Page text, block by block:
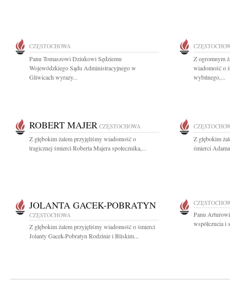
CZĘSTOCHOWA
Panu Tomaszowi Dziukowi Sędziemu
Wojewódzkiego Sądu Administracyjnego w
Gliwicach wyrazy...
Z ogromnym
wiadomość o
wybitnego,...
ROBERT MAJER CZĘSTOCHOWA
Z głębokim żalem przyjęliśmy wiadomość o
tragicznej śmierci Roberta Majera społecznika,...
Z głębokim
śmierci
JOLANTA GACEK-POBRATYN
CZĘSTOCHOWA
Z głębokim żalem przyjęliśmy wiadomość o śmierci
Jolanty Gacek-Pobratyn Rodzinie i Bliskim...
Panu
współczucia i